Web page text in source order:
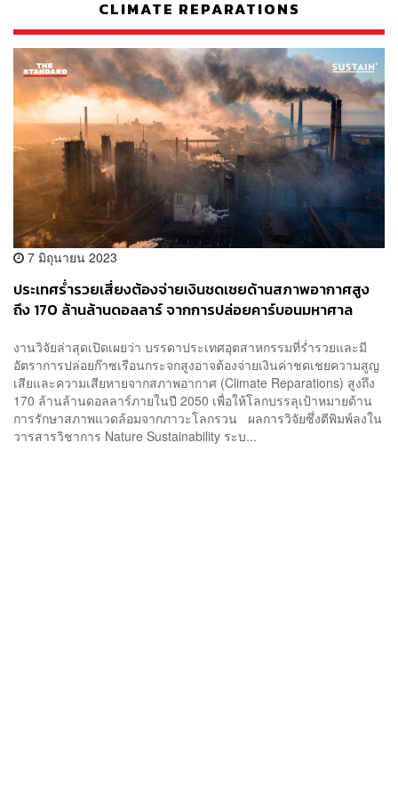
CLIMATE REPARATIONS
7 มิถุนายน 2023
ประเทศร่ำรวยเสี่ยงต้องจ่ายเงินชดเชยด้านสภาพอากาศสูง
ถึง 170 ล้านล้านดอลลาร์ จากการปล่อยคาร์บอนมหาศาล
งานวิจัยล่าสุดเปิดเผยว่า บรรดาประเทศอุตสาหกรรมที่ร่ำรวยและมี
อัตราการปล่อยก๊าซเรือนกระจกสูงอาจต้องจ่ายเงินค่าชดเชยความสูญ
เสียและความเสียหายจากสภาพอากาศ (Climate Reparations) สูงถึง
170 ล้านล้านดอลลาร์ภายในปี 2050 เพื่อให้โลกบรรลุเป้าหมายด้าน
การรักษาสภาพแวดล้อมจากภาวะโลกรวน ผลการวิจัยซึ่งตีพิมพ์ลงใน
วารสารวิชาการ Nature Sustainability ระบ...